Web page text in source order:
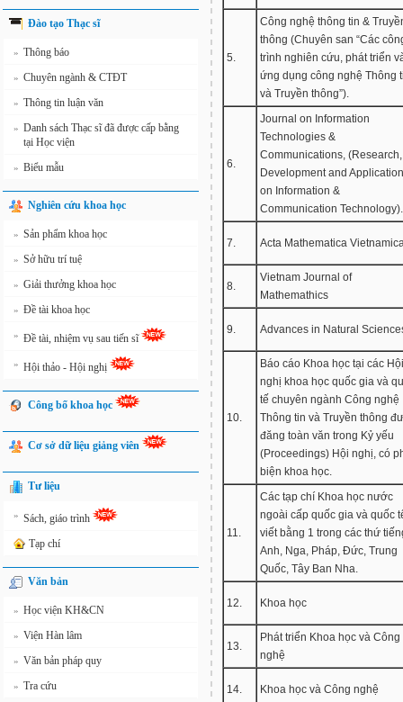
Đào tạo Thạc sĩ
» Thông báo
» Chuyên ngành & CTĐT
» Thông tin luận văn
» Danh sách Thạc sĩ đã được cấp bằng
tại Học viện
» Biểu mẫu
Nghiên cứu khoa học
» Sản phẩm khoa học
» Sở hữu trí tuệ
» Giải thưởng khoa học
» Đề tài khoa học
» Đề tài, nhiệm vụ sau tiến sĩ
» Hội thảo - Hội nghị
Công bố khoa học
Cơ sở dữ liệu giảng viên
Tư liệu
» Sách, giáo trình
Tạp chí
Văn bản
» Học viện KH&CN
» Viện Hàn lâm
» Văn bản pháp quy
» Tra cứu
5.
Công nghệ thông tin &
thông (Chuyên san “Các
trình nghiên cứu, phát triển
ứng dụng công nghệ Thông
và Truyền thông”).
6.
Journal on Information
Technologies &
Communications, (Research,
Development and Application
on Information &
Communication Technology).
7. Acta Mathematica
8.
Vietnam Journal of
Mathemathics
9. Advances in Natural
10.
Báo cáo Khoa học tại các Hội
nghị khoa học quốc gia và
tế chuyên ngành Công nghệ
Thông tin và Truyền thông
đăng toàn văn trong Kỷ yếu
(Proceedings) Hội nghị, có
biện khoa học.
11.
Các tạp chí Khoa học nước
ngoài cấp quốc gia và quốc
viết bằng 1 trong các thứ
Anh, Nga, Pháp, Đức, Trung
Quốc, Tây Ban Nha.
12. Khoa học
13.
Phát triển Khoa học và Công
nghệ
14. Khoa học và Công nghệ